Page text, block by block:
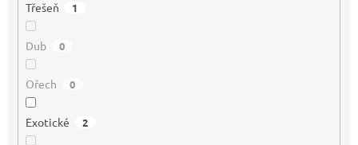
Třešeň 1
Dub 0
Ořech 0
Exotické 2